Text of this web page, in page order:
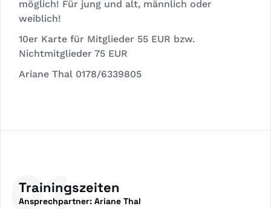
möglich! Für jung und alt, männlich oder
weiblich!
10er Karte für Mitglieder 55 EUR bzw.
Nichtmitglieder 75 EUR
Ariane Thal 0178/6339805
01
Trainingszeiten
Ansprechpartner: Ariane Thal